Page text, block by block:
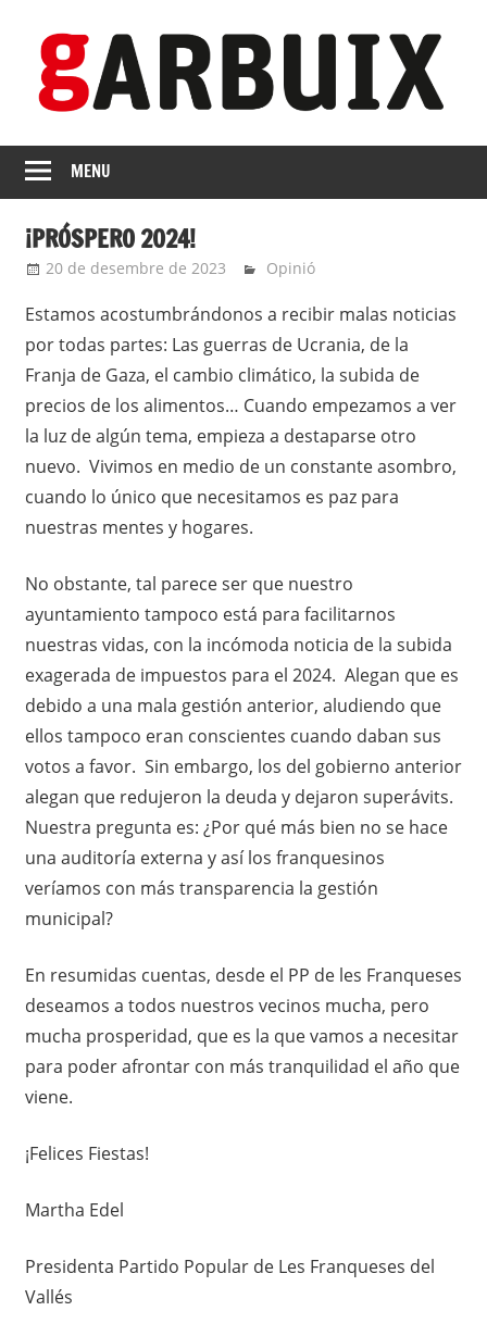
content
GARBUIX
Independent
de
Franqueses
MENU
¡PRÓSPERO 2024!
20 de desembre de 2023 roger
Opinió
Estamos acostumbrándonos a recibir malas noticias
por todas partes: Las guerras de Ucrania, de la
Franja de Gaza, el cambio climático, la subida de
precios de los alimentos… Cuando empezamos a ver
la luz de algún tema, empieza a destaparse otro
nuevo. Vivimos en medio de un constante asombro,
cuando lo único que necesitamos es paz para
nuestras mentes y hogares.
No obstante, tal parece ser que nuestro
ayuntamiento tampoco está para facilitarnos
nuestras vidas, con la incómoda noticia de la subida
exagerada de impuestos para el 2024. Alegan que es
debido a una mala gestión anterior, aludiendo que
ellos tampoco eran conscientes cuando daban sus
votos a favor. Sin embargo, los del gobierno anterior
alegan que redujeron la deuda y dejaron superávits.
Nuestra pregunta es: ¿Por qué más bien no se hace
una auditoría externa y así los franquesinos
veríamos con más transparencia la gestión
municipal?
En resumidas cuentas, desde el PP de les Franqueses
deseamos a todos nuestros vecinos mucha, pero
mucha prosperidad, que es la que vamos a necesitar
para poder afrontar con más tranquilidad el año que
viene.
¡Felices Fiestas!
Martha Edel
Presidenta Partido Popular de Les Franqueses del
Vallés